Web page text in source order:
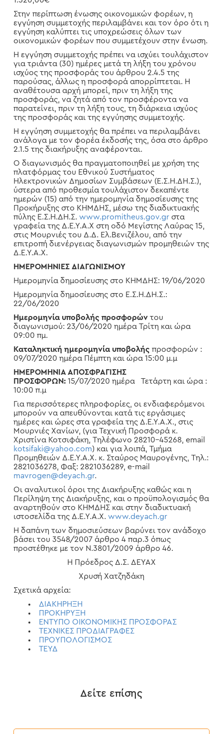
Στην περίπτωση ένωσης οικονομικών φορέων, η
εγγύηση συμμετοχής περιλαμβάνει και τον όρο ότι η
εγγύηση καλύπτει τις υποχρεώσεις όλων των
οικονομικών φορέων που συμμετέχουν στην ένωση.
Η εγγύηση συμμετοχής πρέπει να ισχύει τουλάχιστον
για τριάντα (30) ημέρες μετά τη λήξη του χρόνου
ισχύος της προσφοράς του άρθρου 2.4.5 της
παρούσας, άλλως η προσφορά απορρίπτεται. Η
αναθέτουσα αρχή μπορεί, πριν τη λήξη της
προσφοράς, να ζητά από τον προσφέροντα να
παρατείνει, πριν τη λήξη τους, τη διάρκεια ισχύος
της προσφοράς και της εγγύησης συμμετοχής.
Η εγγύηση συμμετοχής θα πρέπει να περιλαμβάνει
ανάλογα με τον φορέα έκδοσής της, όσα στο άρθρο
2.1.5 της διακήρυξης αναφέρονται.
Ο διαγωνισμός θα πραγματοποιηθεί με χρήση της
πλατφόρμας του Εθνικού Συστήματος
Ηλεκτρονικών Δημοσίων Συμβάσεων (Ε.Σ.Η.ΔΗ.Σ.),
ύστερα από προθεσμία τουλάχιστον δεκαπέντε
ημερών (15) από την ημερομηνία δημοσίευσης της
Προκήρυξης στο ΚΗΜΔΗΣ, μέσω της διαδικτυακής
πύλης Ε.Σ.Η.ΔΗ.Σ. www.promitheus.gov.grστα
γραφεία της Δ.Ε.Υ.Α.Χ στη οδό Μεγίστης Λαύρας 15,
στις Μουρνιές του Δ.Δ. Ελ.Βενιζέλου, από την
επιτροπή διενέργειας διαγωνισμών προμηθειών της
Δ.Ε.Υ.Α.Χ.
ΗΜΕΡΟΜΗΝΙΕΣ ΔΙΑΓΩΝΙΣΜΟΥ
Ημερομηνία δημοσίευσης στο ΚΗΜΔΗΣ: 19/06/2020
Ημερομηνία δημοσίευσης στο Ε.Σ.Η.ΔΗ.Σ.:
22/06/2020
Ημερομηνία υποβολής προσφορώντου
διαγωνισμού: 23/06/2020 ημέρα Τρίτη και ώρα
09:00 πμ.
Καταληκτική ημερομηνία υποβολής προσφορών :
09/07/2020 ημέρα Πέμπτη και ώρα 15:00 μ.μ
ΗΜΕΡΟΜΗΝΙΑ ΑΠΟΣΦΡΑΓΙΣΗΣ
ΠΡΟΣΦΟΡΩΝ: 15/07/2020 ημέρα Τετάρτη και ώρα :
10:00 π.μ
Για περισσότερες πληροφορίες, οι ενδιαφερόμενοι
μπορούν να απευθύνονται κατά τις εργάσιμες
ημέρες και ώρες στα γραφεία της Δ.Ε.Υ.Α.Χ., στις
Μουρνιές Χανίων, (για Τεχνική Προσφορά κ.
Χριστίνα Κοτσιφάκη, Τηλέφωνο 28210-45268, email
kotsifaki@yahoo.com) και για λοιπά, Τμήμα
Προμηθειών Δ.Ε.Υ.Α.Χ. κ. Σταύρος Μαυρογένης, Τηλ.:
2821036278, Φαξ: 2821036289, e-mail
mavrogen@deyach.gr.
Οι αναλυτικοί όροι της Διακήρυξης καθώς και η
Περίληψη της Διακήρυξης, και ο προϋπολογισμός θα
αναρτηθούν στο ΚΗΜΔΗΣ και στην διαδικτυακή
ιστοσελίδα της Δ.Ε.Υ.Α.Χ. www.deyach.gr
Η δαπάνη των δημοσιεύσεων βαρύνει τον ανάδοχο
βάσει του 3548/2007 άρθρο 4 παρ.3 όπως
προστέθηκε με τον Ν.3801/2009 άρθρο 46.
Η Πρόεδρος Δ.Σ. ΔΕΥΑΧ
Χρυσή Χατζηδάκη
Σχετικά αρχεία:
ΔΙΑΚΗΡΗΞΗ
ΠΡΟΚΗΡΥΞΗ
ΕΝΤΥΠΟ ΟΙΚΟΝΟΜΙΚΗΣ ΠΡΟΣΦΟΡΑΣ
ΤΕΧΝΙΚΕΣ ΠΡΟΔΙΑΓΡΑΦΕΣ
ΠΡΟΥΠΟΛΟΓΙΣΜΟΣ
ΤΕΥΔ
Δείτε επίσης